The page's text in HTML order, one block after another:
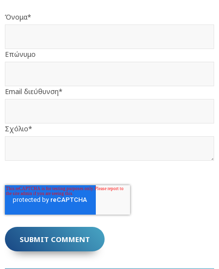
Όνομα*
Επώνυμο
Email διεύθυνση*
Σχόλιο*